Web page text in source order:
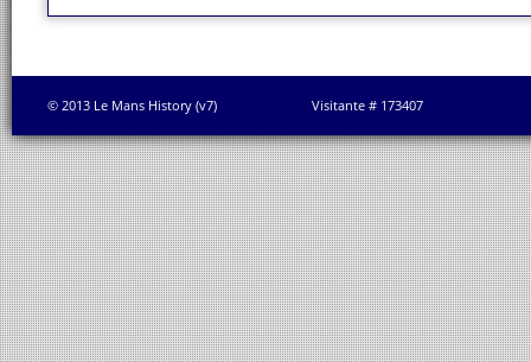
© 2013 Le Mans History (v7) Visitante # 173407